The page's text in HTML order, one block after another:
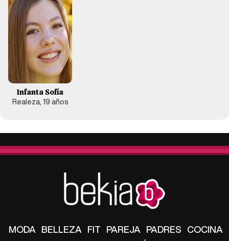
Infanta Sofía
Realeza, 19 años
MODA BELLEZA FIT PAREJA PADRES COCINA